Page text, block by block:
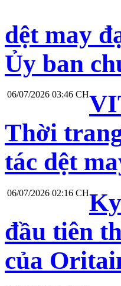
dệt may
Ủy ban
06/07/2026 03:46 CH
Thời
tác dệt
06/07/2026 02:16 CH
đầu tiên
của